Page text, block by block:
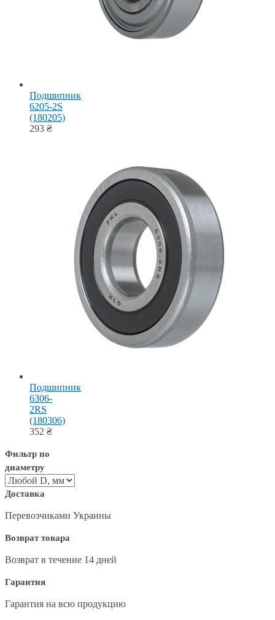
Подшипник
6205-2S
(180205)
293 ₴
Подшипник
6306-
2RS
(180306)
352 ₴
Фильтр по
диаметру
Доставка
Перевозчиками Украины
Возврат товара
Возврат в течение 14 дней
Гарантия
Гарантия на всю продукцию